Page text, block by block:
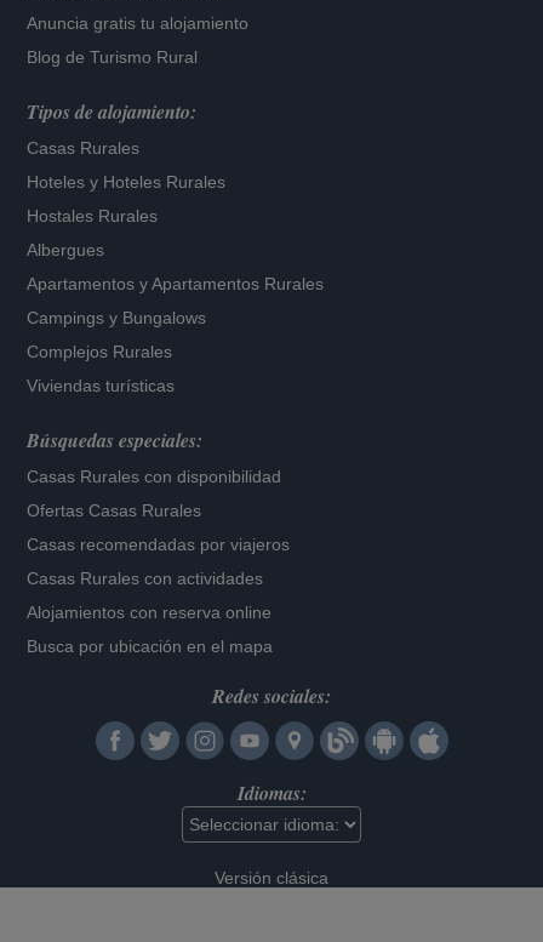
Anuncia gratis tu alojamiento
Blog de Turismo Rural
Tipos de alojamiento:
Casas Rurales
Hoteles y Hoteles Rurales
Hostales Rurales
Albergues
Apartamentos yApartamentos Rurales
Campings y Bungalows
Complejos Rurales
Viviendas turísticas
Búsquedas especiales:
Casas Rurales con disponibilidad
Ofertas Casas Rurales
Casas recomendadas por viajeros
Casas Rurales con actividades
Alojamientos con reserva online
Busca por ubicación en el mapa
Redes sociales:
Idiomas:
Versión clásica